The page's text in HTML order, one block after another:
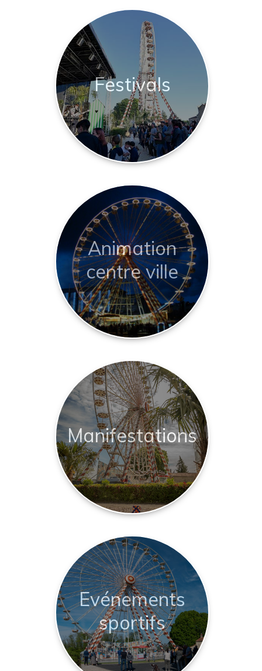
Festivals
Animation
centre ville
Manifestations
Evénements
sportifs